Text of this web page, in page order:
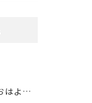
静岡市の皆様、おはようございます。